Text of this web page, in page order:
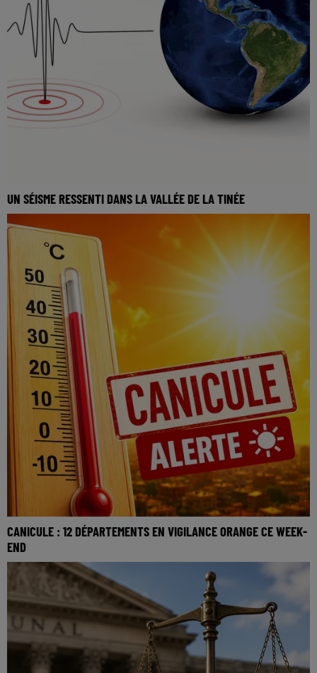
UN SÉISME RESSENTI DANS LA VALLÉE DE LA TINÉE
CANICULE : 12 DÉPARTEMENTS EN VIGILANCE ORANGE CE WEEK-
END